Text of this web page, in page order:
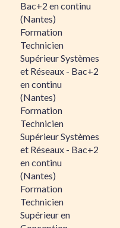
Bac+2 en continu
(Nantes)
Formation
Technicien
Supérieur Systèmes
et Réseaux - Bac+2
en continu
(Nantes)
Formation
Technicien
Supérieur Systèmes
et Réseaux - Bac+2
en continu
(Nantes)
Formation
Technicien
Supérieur en